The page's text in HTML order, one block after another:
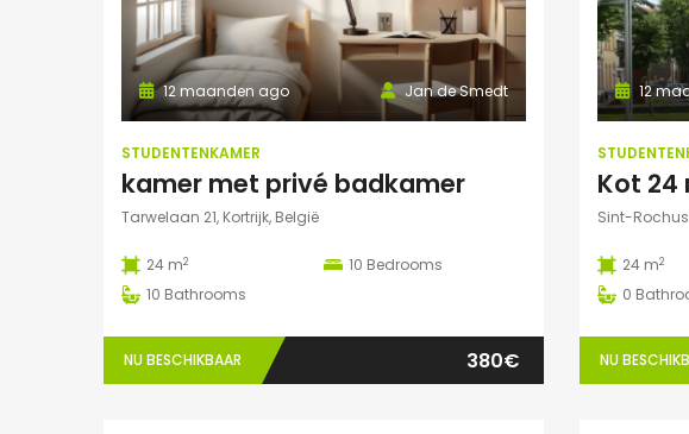
Jan de Smedt
12 maanden ago
STUDENTENKAMER
kamer met privé badkamer
Tarwelaan 21, Kortrijk, België
24 m2 10 Bedrooms
10 Bathrooms
NU BESCHIKBAAR 380€
12
Sint-
24 m2
0
NU